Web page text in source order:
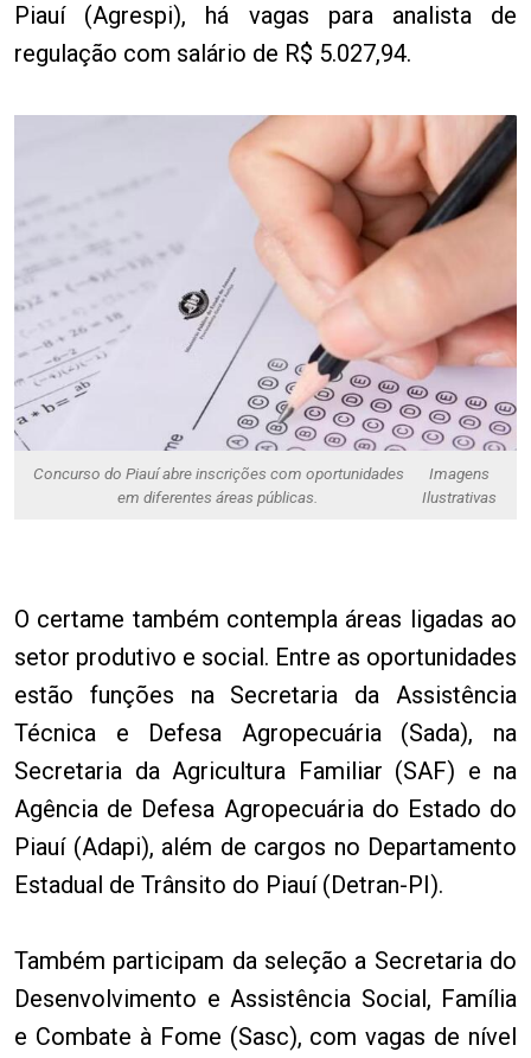
Piauí (Agrespi), há vagas para analista de
regulação com salário de R$ 5.027,94.
Concurso do Piauí abre inscrições com oportunidades
em diferentes áreas públicas.
Imagens
Ilustrativas
O certame também contempla áreas ligadas ao
setor produtivo e social. Entre as oportunidades
estão funções na Secretaria da Assistência
Técnica e Defesa Agropecuária (Sada), na
Secretaria da Agricultura Familiar (SAF) e na
Agência de Defesa Agropecuária do Estado do
Piauí (Adapi), além de cargos no Departamento
Estadual de Trânsito do Piauí (Detran-PI).
Também participam da seleção a Secretaria do
Desenvolvimento e Assistência Social, Família
e Combate à Fome (Sasc), com vagas de nível